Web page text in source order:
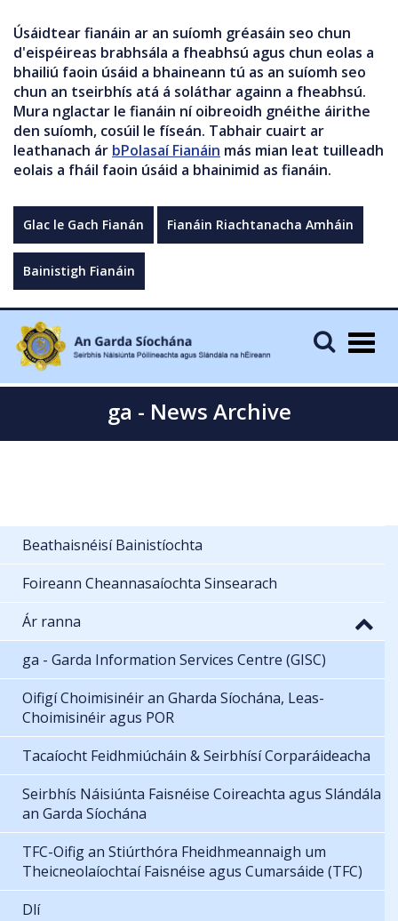
Úsáidtear fianáin ar an suíomh gréasáin seo chun
d'eispéireas brabhsála a fheabhsú agus chun eolas a
bhailiú faoin úsáid a bhaineann tú as an suíomh seo
chun an tseirbhís atá á soláthar againn a fheabhsú.
Mura nglactar le fianáin ní oibreoidh gnéithe áirithe
den suíomh, cosúil le físeán. Tabhair cuairt ar
leathanach ár bPolasaí Fianáin más mian leat tuilleadh
eolais a fháil faoin úsáid a bhainimid as fianáin.
Glac le Gach Fianán Fianáin Riachtanacha Amháin
Bainistigh Fianáin
ga - News Archive
Beathaisnéisí Bainistíochta
Foireann Cheannasaíochta Sinsearach
Ár ranna
ga - Garda Information Services Centre (GISC)
Oifigí Choimisinéir an Gharda Síochána, Leas-
Choimisinéir agus POR
Tacaíocht Feidhmiúcháin & Seirbhísí Corparáideacha
Seirbhís Náisiúnta Faisnéise Coireachta agus Slándála
an Garda Síochána
TFC-Oifig an Stiúrthóra Fheidhmeannaigh um
Theicneolaíochtaí Faisnéise agus Cumarsáide (TFC)
Dlí